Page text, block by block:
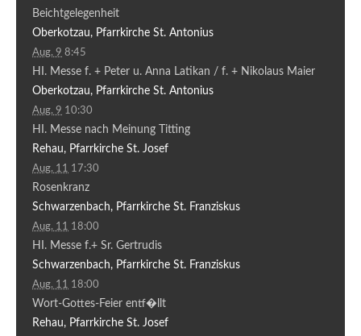
Beichtgelegenheit
Oberkotzau, Pfarrkirche St. Antonius
Aug. 9 8:45
HI. Messe f. + Peter u. Anna Latikan / f. + Nikolaus Maier
Oberkotzau, Pfarrkirche St. Antonius
Aug. 9 10:30
HI. Messe nach Meinung Titting
Rehau, Pfarrkirche St. Josef
Aug. 11 17:30
Rosenkranz
Schwarzenbach, Pfarrkirche St. Franziskus
Aug. 11 18:00
HI. Messe f.+ Sr. Gertrudis
Schwarzenbach, Pfarrkirche St. Franziskus
Aug. 11 18:00
Wort-Gottes-Feier entf�llt
Rehau, Pfarrkirche St. Josef